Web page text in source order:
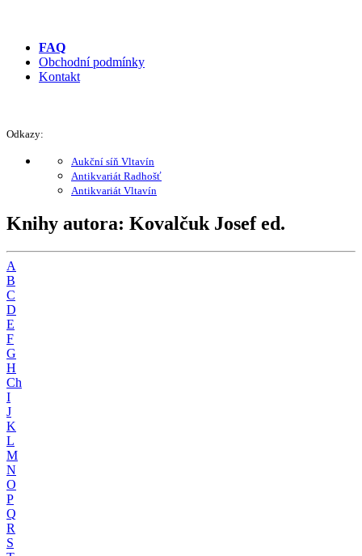
FAQ
Obchodní podmínky
Kontakt
Odkazy:
Aukční síň Vltavín
Antikvariát Radhošť
Antikvariát Vltavín
Knihy autora: Kovalčuk Josef ed.
A
B
C
D
E
F
G
H
Ch
I
J
K
L
M
N
O
P
Q
R
S